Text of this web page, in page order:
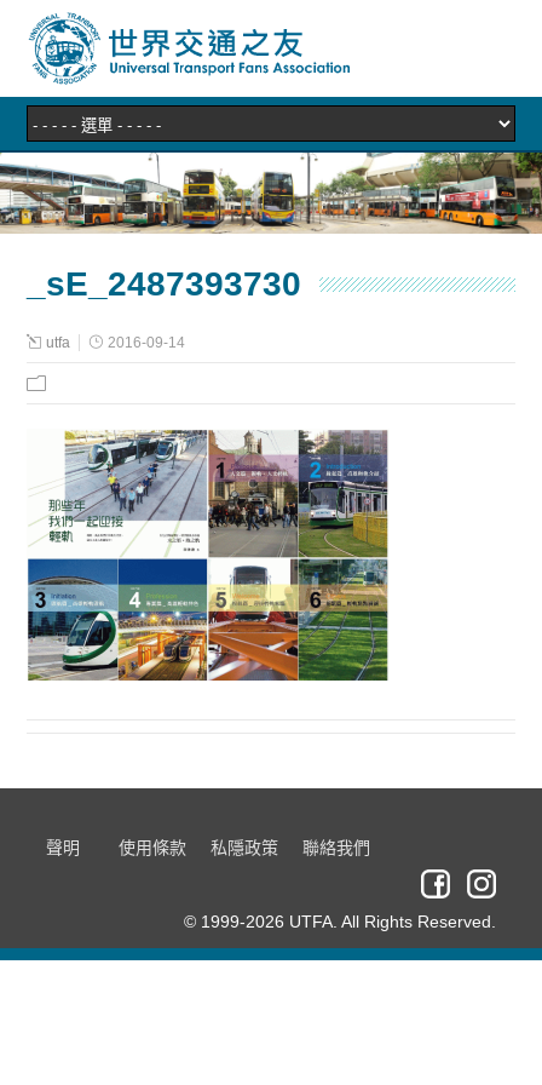
_sE_2487393730
utfa 2016-09-14
聲明 使用條款 私隱政策 聯絡我們
© 1999-2026 UTFA. All Rights Reserved.